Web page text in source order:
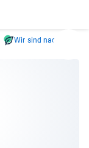
Wir sind nachhaltig